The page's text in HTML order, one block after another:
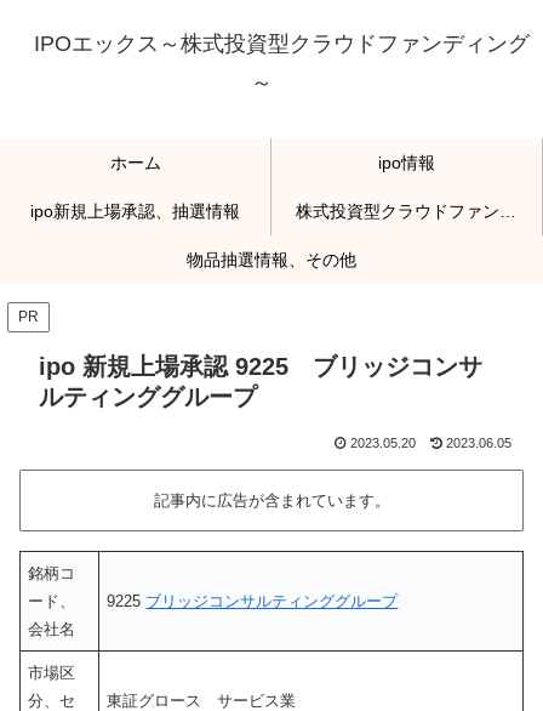
IPOエックス～株式投資型クラウドファンディング
～
ホーム ipo情報
ipo新規上場承認、抽選情報
物品抽選情報、その他
PR
ipo 新規上場承認 9225 ブリッジコンサ
ルティンググループ
2023.05.20 2023.06.05
記事内に広告が含まれています。
銘柄コ
ード、
会社名
9225 ブリッジコンサルティンググループ
市場区
分、セ
東証グロース サービス業